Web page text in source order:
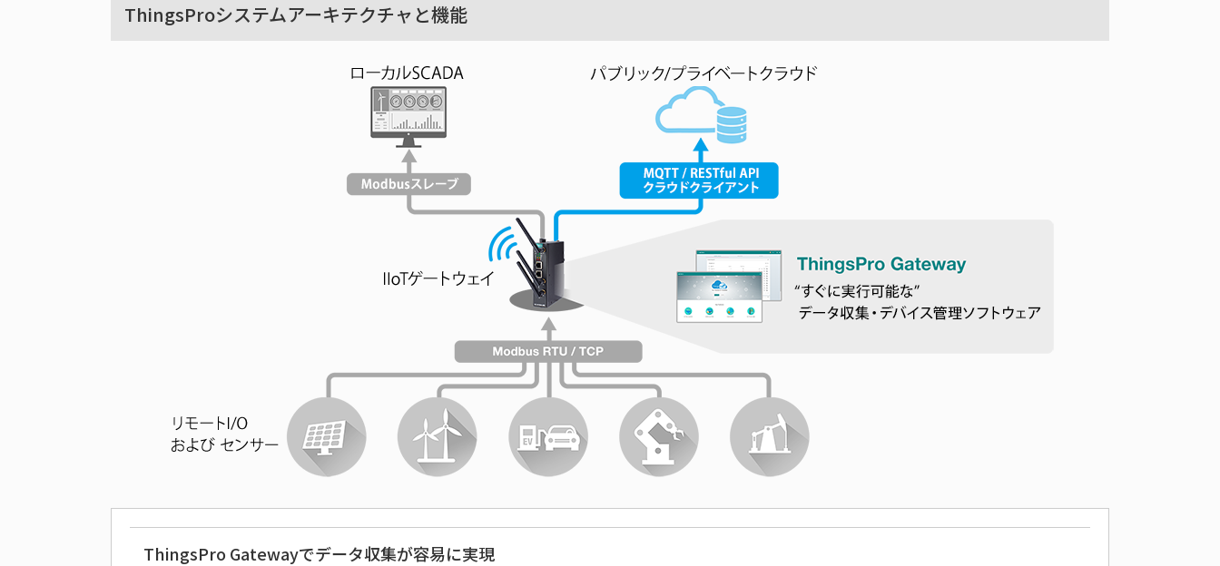
ThingsProシステムアーキテクチャと機能
ThingsPro Gatewayでデータ収集が容易に実現